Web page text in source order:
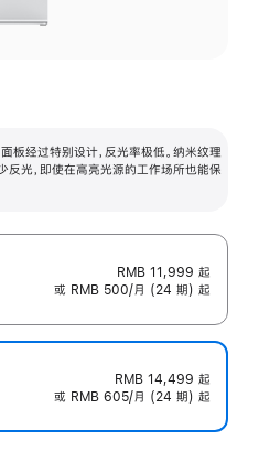
板经过特别设计，反光率极低。纳米纹理
反光，即使在高亮光源的工作场所也能保
RMB 11,999 起
或 RMB 500/月 (24 期) 起
RMB 14,499 起
或 RMB 605/月 (24 期) 起